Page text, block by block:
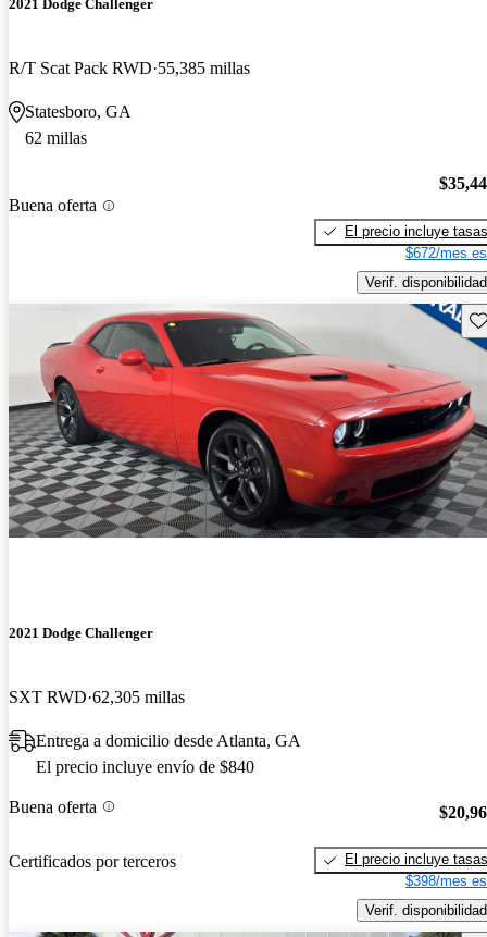
2021 Dodge Challenger
R/T Scat Pack RWD 55,385 millas
Statesboro, GA
62 millas
Buena oferta
El precio incluye tasas
$672/mes
Verif. disponibilidad
2021 Dodge Challenger
SXT RWD 62,305 millas
Entrega a domicilio desde Atlanta, GA
El precio incluye envío de $840
Buena oferta
Certificados por terceros
El precio incluye tasas
$398/mes
Verif. disponibilidad